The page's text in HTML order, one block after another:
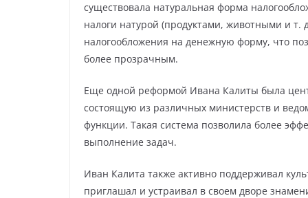
существовала натуральная форма
налоги натурой (продуктами, животными и т.
налогообложения на денежную форму, что
более прозрачным.
Еще одной реформой Ивана Калиты была
состоящую из различных министерств и
функции. Такая система позволила более
выполнение задач.
Иван Калита также активно поддерживал
приглашал и устраивал в своем дворе